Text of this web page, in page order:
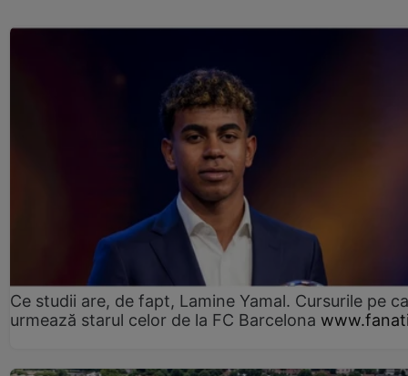
Ce studii are, de fapt, Lamine Yamal. Cursurile pe
urmează starul celor de la FC Barcelona